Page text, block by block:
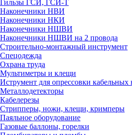
Гильзы ГСИ, ГСИ-Т
Наконечники НВИ
Наконечники НКИ
Наконечники НШВИ
Наконечники НШВИ на 2 провода
Строительно-монтажный инструмент
Спецодежда
Охрана труда
Мультиметры и клещи
Иструмент для опрессовки кабельных
Металлодетекторы
Кабелерезы
Стрипперы, ножи, клещи, кримперы
Паяльное оборудование
Газовые баллоны, горелки